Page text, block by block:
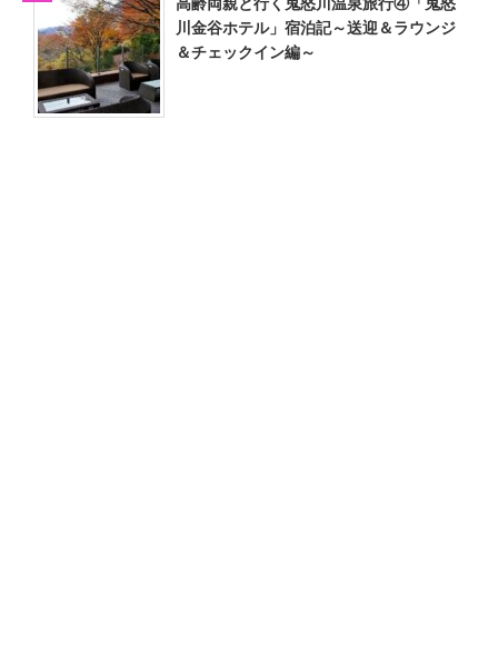
高齢両親と行く鬼怒川温泉旅行④「鬼怒
川金谷ホテル」宿泊記～送迎＆ラウンジ
＆チェックイン編～